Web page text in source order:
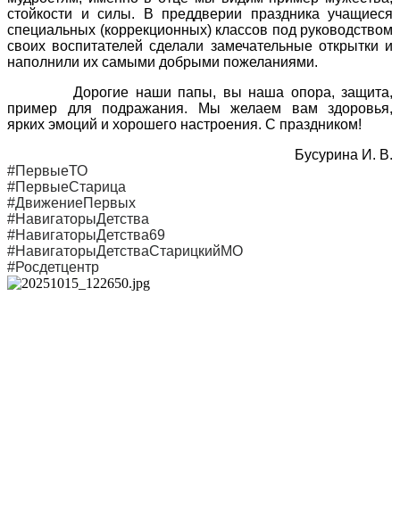
стойкости и силы. В преддверии праздника учащиеся
специальных (коррекционных) классов под руководством
своих воспитателей сделали замечательные открытки и
наполнили их самыми добрыми пожеланиями.
Дорогие наши папы, вы наша опора, защита,
пример для подражания. Мы желаем вам здоровья,
ярких эмоций и хорошего настроения. С праздником!
Бусурина И. В.
#ПервыеТО
#ПервыеСтарица
#ДвижениеПервых
#НавигаторыДетства
#НавигаторыДетства69
#НавигаторыДетстваСтарицкийМО
#Росдетцентр